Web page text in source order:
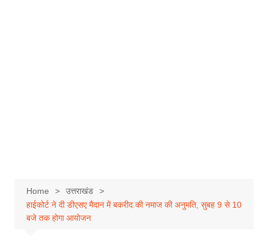
Home
उत्तराखंड
हाईकोर्ट ने दी डीएसए मैदान में बकरीद की नमाज की अनुमति, सुबह 9 से 10
बजे तक होगा आयोजन